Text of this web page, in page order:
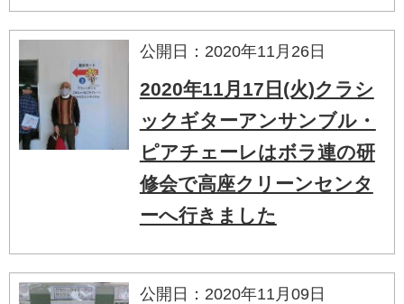
公開日：2020年11月26日
2020年11月17日(火)クラシ
ックギターアンサンブル・
ピアチェーレはボラ連の研
修会で高座クリーンセンタ
ーへ行きました
公開日：2020年11月09日